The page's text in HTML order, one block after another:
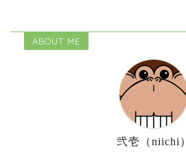
ABOUT ME
弐壱（niichi）